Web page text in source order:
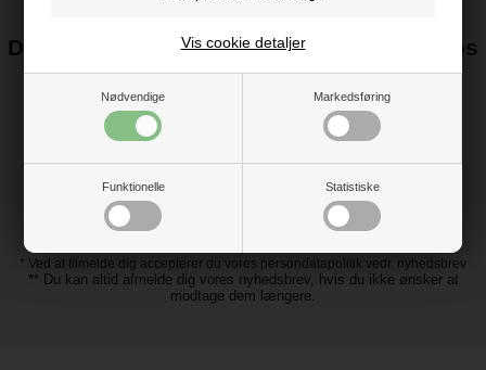
Nødvendige Markedsføring
Funktionelle Statistiske
Vis cookie detaljer
Det kan blive endnu billigere at handle hos
os! ;-)
Tilmeld dig vores nyhedsbrev og gå ikke glip af gode tilbud
* Ved at tilmelde dig accepterer du vores persondatapolitik vedr. nyhedsbrev
** Du kan altid afmelde dig vores nyhedsbrev, hvis du ikke ønsker at
modtage dem længere.